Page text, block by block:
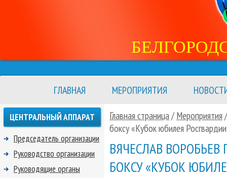
ГЛАВНАЯ МЕРОПРИЯТИЯ
Главная страница/ Мероприятия
боксу «Кубок юбилея
ВЯЧЕСЛАВ
БОКСУ «КУБОК
ЦЕНТРАЛЬНЫЙ АППАРАТ
Председатель организации
Руководство организации
Руководящие органы